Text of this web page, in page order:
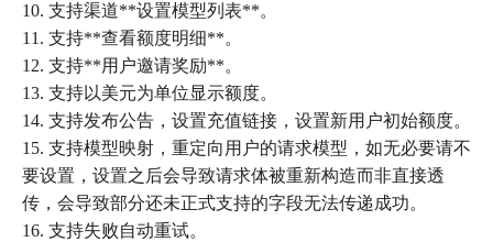
10. 支持渠道**设置模型列表**。
11. 支持**查看额度明细**。
12. 支持**用户邀请奖励**。
13. 支持以美元为单位显示额度。
14. 支持发布公告，设置充值链接，设置新用户初始额度。
15. 支持模型映射，重定向用户的请求模型，如无必要请不
要设置，设置之后会导致请求体被重新构造而非直接透
传，会导致部分还未正式支持的字段无法传递成功。
16. 支持失败自动重试。